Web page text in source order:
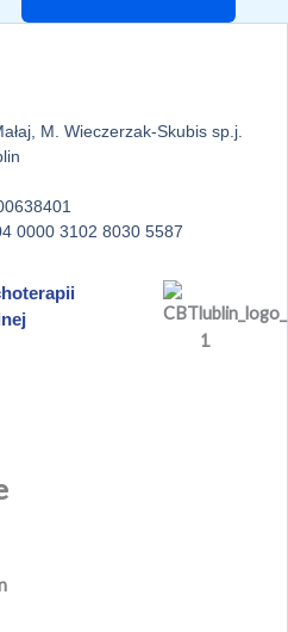
M. Wieczerzak-Skubis sp.j.
0000 3102 8030 5587